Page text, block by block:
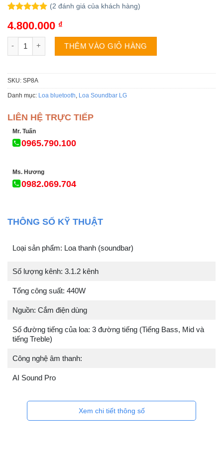
dựa trên
(2 đánh giá của khách hàng)
4.800.000 ₫
Loa thanh soundbar LG SP8A số lượng
THÊM VÀO GIỎ HÀNG
SKU: SP8A
Danh mục: Loa bluetooth Loa Soundbar LG
LIÊN HỆ TRỰC TIẾP
Mr. Tuấn
0965.790.100
Ms. Hương
0982.069.704
THÔNG SỐ KỸ THUẬT
Loại sản phẩm: Loa thanh (soundbar)
Số lượng kênh: 3.1.2 kênh
Tổng công suất: 440W
Nguồn: Cắm điện dùng
Số đường tiếng của loa: 3 đường tiếng (Tiếng Bass, Mid và
tiếng Treble)
Công nghệ âm thanh:
AI Sound Pro
Xem chi tiết thông số